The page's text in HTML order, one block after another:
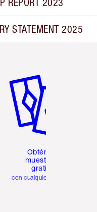
REPORT 2023
STATEMENT 2025
Obtén 2
muestras
gratis
con cualquier pedido